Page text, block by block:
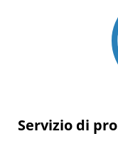
Servizio di